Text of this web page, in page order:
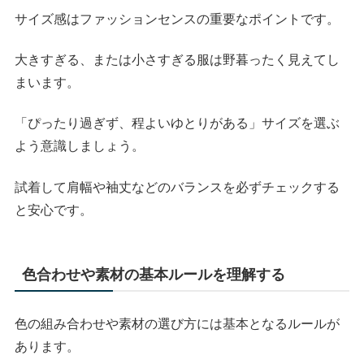
サイズ感はファッションセンスの重要なポイントです。
大きすぎる、または小さすぎる服は野暮ったく見えてし
まいます。
「ぴったり過ぎず、程よいゆとりがある」サイズを選ぶ
よう意識しましょう。
試着して肩幅や袖丈などのバランスを必ずチェックする
と安心です。
色合わせや素材の基本ルールを理解する
色の組み合わせや素材の選び方には基本となるルールが
あります。